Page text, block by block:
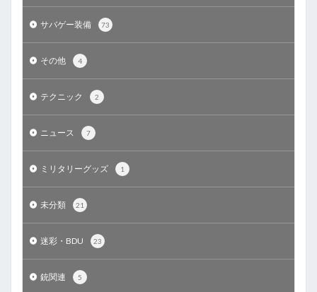
サバゲー装備 73
その他 4
テクニック 2
ニュース 7
ミリタリーグッズ 1
未分類 21
迷彩・BDU 23
銃関連 5